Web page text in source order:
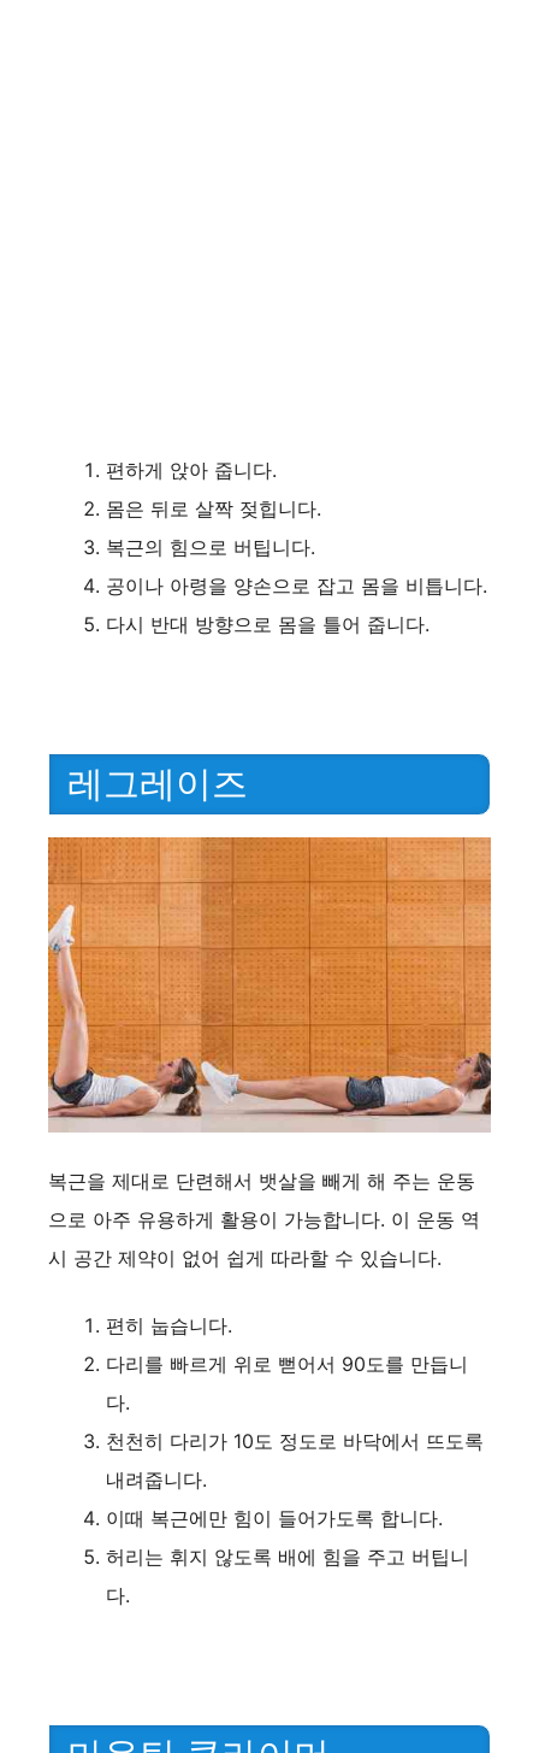
편하게 앉아 줍니다.
몸은 뒤로 살짝 젖힙니다.
복근의 힘으로 버팁니다.
공이나 아령을 양손으로 잡고 몸을 비틉니다.
다시 반대 방향으로 몸을 틀어 줍니다.
레그레이즈
복근을 제대로 단련해서 뱃살을 빼게 해 주는 운동
으로 아주 유용하게 활용이 가능합니다. 이 운동 역
시 공간 제약이 없어 쉽게 따라할 수 있습니다.
편히 눕습니다.
다리를 빠르게 위로 뻗어서 90도를 만듭니
다.
천천히 다리가 10도 정도로 바닥에서 뜨도록
내려줍니다.
이때 복근에만 힘이 들어가도록 합니다.
허리는 휘지 않도록 배에 힘을 주고 버팁니
다.